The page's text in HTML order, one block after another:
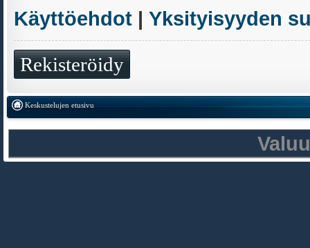
Käyttöehdot | Yksityisyyden
Rekisteröidy
Keskustelujen etusivu